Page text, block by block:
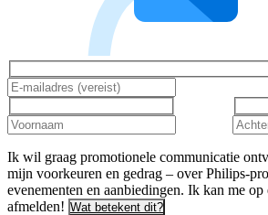
Ik wil graag promotionele communicatie
mijn voorkeuren en gedrag – over Philips-
evenementen en aanbiedingen. Ik kan me
afmelden! Wat betekent dit?